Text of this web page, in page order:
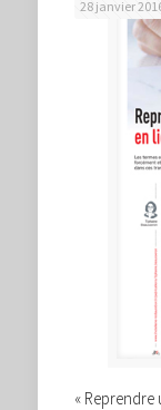
28 janvier
«